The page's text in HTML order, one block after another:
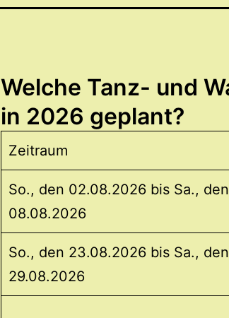
Welche Tanz- und
in 2026 geplant?
Zeitraum
So., den 02.08.2026 bis Sa., den
08.08.2026
So., den 23.08.2026 bis Sa., den
29.08.2026